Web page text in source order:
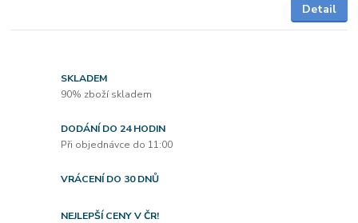
Detail
SKLADEM
90% zboží skladem
DODÁNÍ DO 24 HODIN
Při objednávce do 11:00
VRÁCENÍ DO 30 DNŮ
NEJLEPŠÍ CENY V ČR!